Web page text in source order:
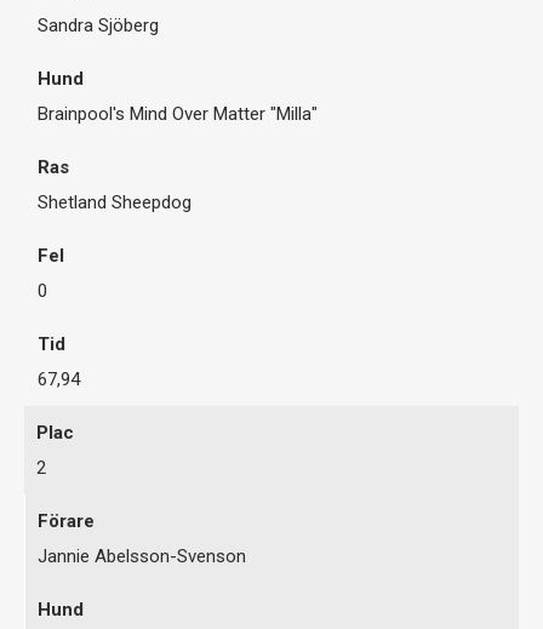
Sandra Sjöberg
Brainpool's Mind Over Matter "Milla"
Shetland Sheepdog
0
67,94
2
Jannie Abelsson-Svenson